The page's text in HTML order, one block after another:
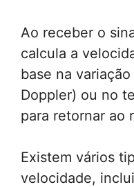
Ao receber o
calcula a
base na
Doppler) ou no
para retornar ao
Existem vários
velocidade,